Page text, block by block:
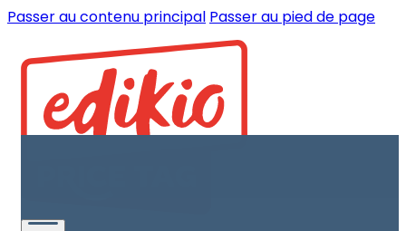
Passer au contenu principal Passer au pied de page